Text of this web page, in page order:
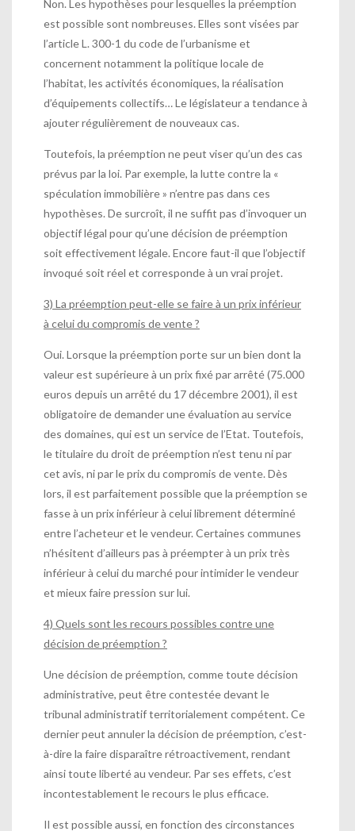
Non. Les hypothèses pour lesquelles la préemption
est possible sont nombreuses. Elles sont visées par
l’article L. 300-1 du code de l’urbanisme et
concernent notamment la politique locale de
l’habitat, les activités économiques, la réalisation
d’équipements collectifs… Le législateur a tendance à
ajouter régulièrement de nouveaux cas.
Toutefois, la préemption ne peut viser qu’un des cas
prévus par la loi. Par exemple, la lutte contre la «
spéculation immobilière » n’entre pas dans ces
hypothèses. De surcroît, il ne suffit pas d’invoquer un
objectif légal pour qu’une décision de préemption
soit effectivement légale. Encore faut-il que l’objectif
invoqué soit réel et corresponde à un vrai projet.
3) La préemption peut-elle se faire à un prix inférieur
à celui du compromis de vente ?
Oui. Lorsque la préemption porte sur un bien dont la
valeur est supérieure à un prix fixé par arrêté (75.000
euros depuis un arrêté du 17 décembre 2001), il est
obligatoire de demander une évaluation au service
des domaines, qui est un service de l’Etat. Toutefois,
le titulaire du droit de préemption n’est tenu ni par
cet avis, ni par le prix du compromis de vente. Dès
lors, il est parfaitement possible que la préemption se
fasse à un prix inférieur à celui librement déterminé
entre l’acheteur et le vendeur. Certaines communes
n’hésitent d’ailleurs pas à préempter à un prix très
inférieur à celui du marché pour intimider le vendeur
et mieux faire pression sur lui.
4) Quels sont les recours possibles contre une
décision de préemption ?
Une décision de préemption, comme toute décision
administrative, peut être contestée devant le
tribunal administratif territorialement compétent. Ce
dernier peut annuler la décision de préemption, c’est-
à-dire la faire disparaître rétroactivement, rendant
ainsi toute liberté au vendeur. Par ses effets, c’est
incontestablement le recours le plus efficace.
Il est possible aussi, en fonction des circonstances